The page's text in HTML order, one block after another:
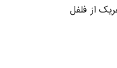
از فلفل